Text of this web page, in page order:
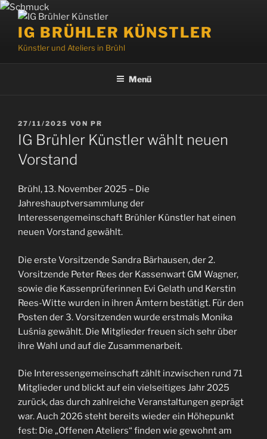
Zum
Inhalt
springenIG BRÜHLER KÜNSTLER
Künstler und Ateliers in Brühl
Menü
VERÖFFENTLICHT
AM
27/11/2025 VON PR
IG Brühler Künstler wählt neuen
Vorstand
Brühl, 13. November 2025 – Die
Jahreshauptversammlung der
Interessengemeinschaft Brühler Künstler hat einen
neuen Vorstand gewählt.
Die erste Vorsitzende Sandra Bärhausen, der 2.
Vorsitzende Peter Rees der Kassenwart GM Wagner,
sowie die Kassenprüferinnen Evi Gelath und Kerstin
Rees-Witte wurden in ihren Ämtern bestätigt. Für den
Posten der 3. Vorsitzenden wurde erstmals Monika
Luśnia gewählt. Die Mitglieder freuen sich sehr über
ihre Wahl und auf die Zusammenarbeit.
Die Interessengemeinschaft zählt inzwischen rund 71
Mitglieder und blickt auf ein vielseitiges Jahr 2025
zurück, das durch zahlreiche Veranstaltungen geprägt
war. Auch 2026 steht bereits wieder ein Höhepunkt
fest: Die „Offenen Ateliers“ finden wie gewohnt am